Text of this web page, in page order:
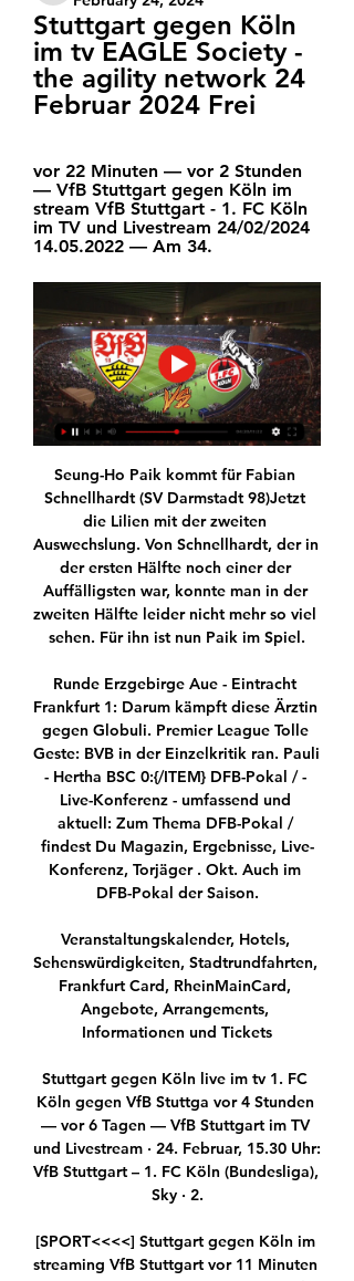
Stuttgart gegen Köln
im tv EAGLE Society -
the agility network 24
Februar 2024 Frei
vor 22 Minuten — vor 2 Stunden
— VfB Stuttgart gegen Köln im
stream VfB Stuttgart - 1. FC Köln
im TV und Livestream 24/02/2024
14.05.2022 — Am 34.
Seung-Ho Paik kommt für Fabian
Schnellhardt (SV Darmstadt 98)Jetzt
die Lilien mit der zweiten
Auswechslung. Von Schnellhardt, der in
der ersten Hälfte noch einer der
Auffälligsten war, konnte man in der
zweiten Hälfte leider nicht mehr so viel
sehen. Für ihn ist nun Paik im Spiel.
Runde Erzgebirge Aue - Eintracht
Frankfurt 1: Darum kämpft diese Ärztin
gegen Globuli. Premier League Tolle
Geste: BVB in der Einzelkritik ran. Pauli
- Hertha BSC 0:{/ITEM} DFB-Pokal / -
Live-Konferenz - umfassend und
aktuell: Zum Thema DFB-Pokal /
findest Du Magazin, Ergebnisse, Live-
Konferenz, Torjäger . Okt. Auch im
DFB-Pokal der Saison.
Veranstaltungskalender, Hotels,
Sehenswürdigkeiten, Stadtrundfahrten,
Frankfurt Card, RheinMainCard,
Angebote, Arrangements,
Informationen und Tickets
Stuttgart gegen Köln live im tv 1. FC
Köln gegen VfB Stuttga vor 4 Stunden
— vor 6 Tagen — VfB Stuttgart im TV
und Livestream · 24. Februar, 15.30 Uhr:
VfB Stuttgart – 1. FC Köln (Bundesliga),
Sky · 2.
[SPORT<<<<] Stuttgart gegen Köln im
streaming VfB Stuttgart vor 11 Minuten